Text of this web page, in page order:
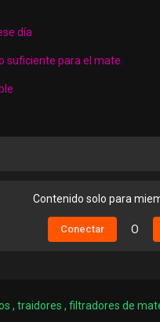
día
suficiente para el mate.
Contenido solo para
Conectar O
, traidores , filtradores de